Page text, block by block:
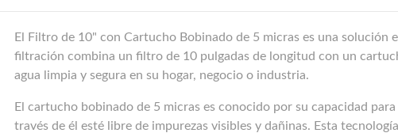
El Filtro de 10" con Cartucho Bobinado de 5 micras es una solución
filtración combina un filtro de 10 pulgadas de longitud con un
agua limpia y segura en su hogar, negocio o industria.
El cartucho bobinado de 5 micras es conocido por su capacidad
través de él esté libre de impurezas visibles y dañinas. Esta